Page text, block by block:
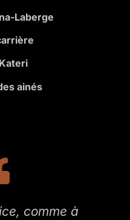
Laberge
ainés
était délicieux,